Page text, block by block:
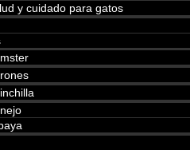
y cuidado para gatos